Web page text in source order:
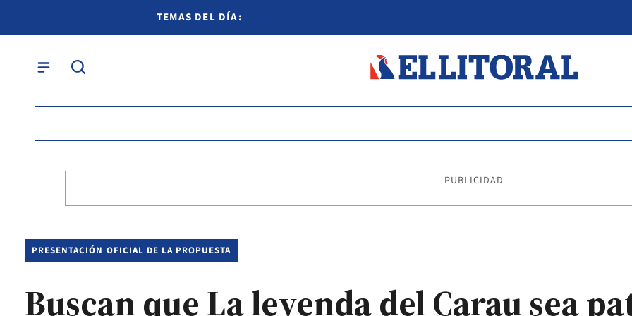
TEMAS DEL DÍA:
PUBLICIDAD
PRESENTACIÓN OFICIAL DE LA PROPUESTA
Buscan que La leyenda del Carau sea